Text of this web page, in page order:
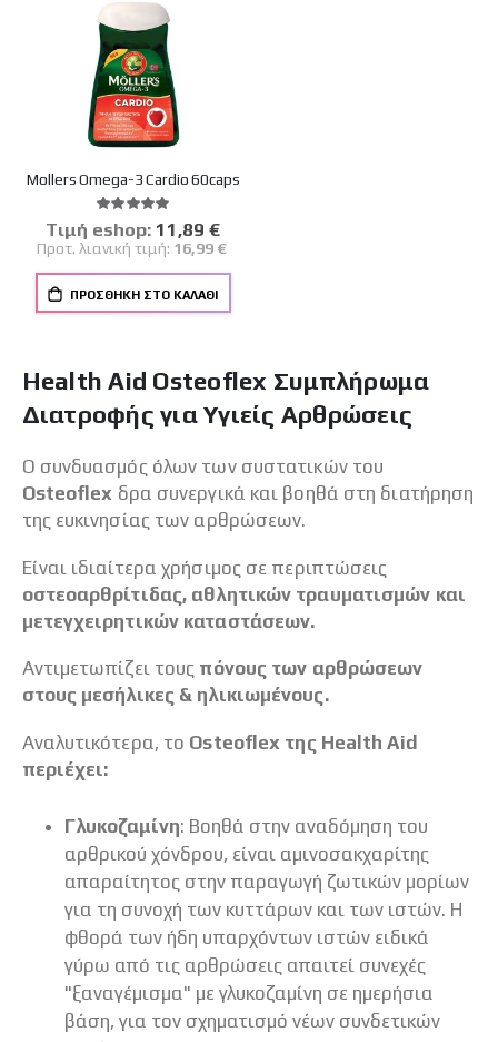
Mollers Omega-3 Cardio 60caps
Βαθμολογία:
100%
Tιμή eshop: Ειδική
Τιμή
11,89 €
Προτ. λιανική τιμή: 16,99 €
ΠΡΟΣΘΉΚΗ ΣΤΟ ΚΑΛΆΘΙ
Health Aid Osteoflex Συμπλήρωμα
Διατροφής για Υγιείς Αρθρώσεις
Ο συνδυασµός όλων των συστατικών του
Οsteoflex δρα συνεργικά και βοηθά στη διατήρηση
της ευκινησίας των αρθρώσεων.
Είναι ιδιαίτερα χρήσιµος σε περιπτώσεις
οστεοαρθρίτιδας, αθλητικών τραυµατισµών και
µετεγχειρητικών καταστάσεων.
Αντιµετωπίζει τους πόνους των αρθρώσεων
στους µεσήλικες & ηλικιωµένους.
Αναλυτικότερα, το Οsteoflex της Ηealth Aid
περιέχει:
Γλυκοζαμίνη: Βοηθά στην αναδόµηση του
αρθρικού χόνδρου, είναι αµινοσακχαρίτης
απαραίτητος στην παραγωγή ζωτικών µορίων
για τη συνοχή των κυττάρων και των ιστών. Η
φθορά των ήδη υπαρχόντων ιστών ειδικά
γύρω από τις αρθρώσεις απαιτεί συνεχές
"ξαναγέµισµα" µε γλυκοζαµίνη σε ηµερήσια
βάση, για τον σχηµατισµό νέων συνδετικών